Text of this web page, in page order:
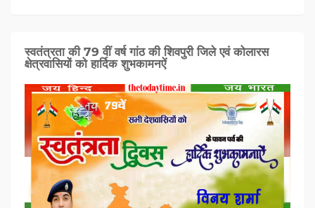
स्वतंत्रता की 79 वीं वर्ष गांठ की शिवपुरी जिले एवं कोलारस
क्षेत्रवासियों को हार्दिक शुभकामनऐं